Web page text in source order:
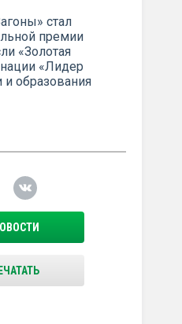
стал
премии
«Золотая
«Лидер
и образования